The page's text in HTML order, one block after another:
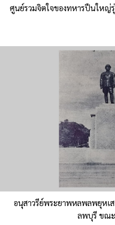
ศูนย์รวมจิตใจของทหารปืนใหญ่
อนุสาวรีย์พระยาพหลพลพยุหเ
ลพบุรี ขณะ